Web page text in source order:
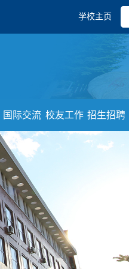
学校主页
国际交流 校友工作 招生招聘